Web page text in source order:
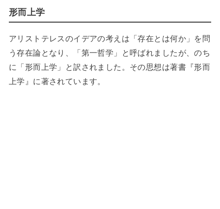
形而上学
アリストテレスのイデアの考えは「存在とは何か」を問
う存在論となり、「第一哲学」と呼ばれましたが、のち
に「形而上学」と訳されました。その思想は著書『形而
上学』に著されています。